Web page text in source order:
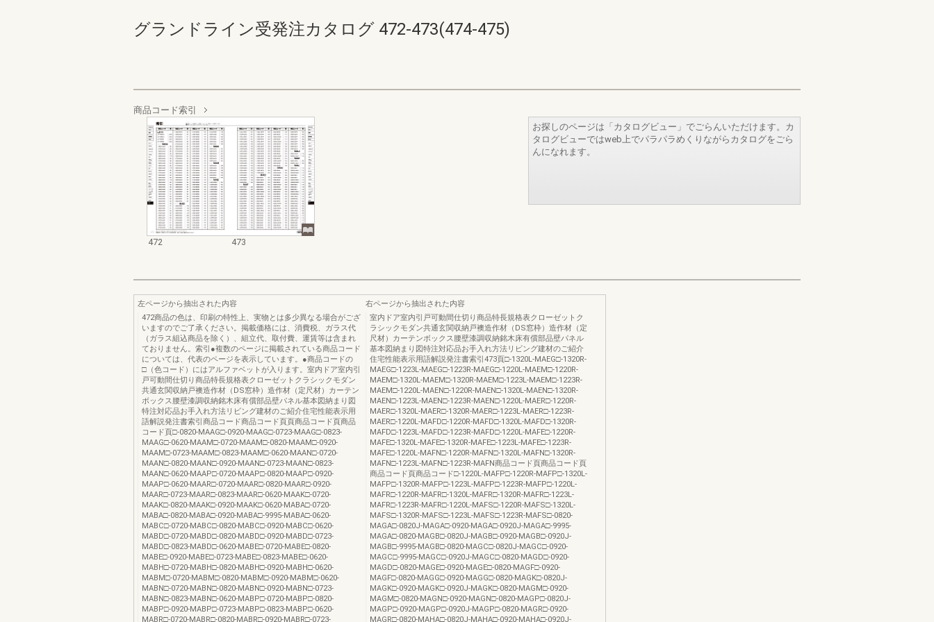
グランドライン受発注カタログ 472-473(474-475)
商品コード索引
472 473
お探しのページは「カタログビュー」でごらんいただけます。カ
タログビューではweb上でパラパラめくりながらカタログをごら
んになれます。
左ページから抽出された内容
472商品の色は、印刷の特性上、実物とは多少異なる場合がござ
いますのでご了承ください。掲載価格には、消費税、ガラス代
（ガラス組込商品を除く）、組立代、取付費、運賃等は含まれ
ておりません。索引●複数のページに掲載されている商品コード
については、代表のページを表示しています。●商品コードの
□（色コード）にはアルファベットが入ります。室内ドア室内引
戸可動間仕切り商品特長規格表クローゼットクラシックモダン
共通玄関収納戸襖造作材（DS窓枠）造作材（定尺材）カーテン
ボックス腰壁漆調収納銘木床有償部品壁パネル基本図納まり図
特注対応品お手入れ方法リビング建材のご紹介住宅性能表示用
語解説発注書索引商品コード商品コード頁頁商品コード頁商品
コード頁□-0820-MAAG□-0920-MAAG□-0723-MAAG□-0823-
MAAG□-0620-MAAM□-0720-MAAM□-0820-MAAM□-0920-
MAAM□-0723-MAAM□-0823-MAAM□-0620-MAAN□-0720-
MAAN□-0820-MAAN□-0920-MAAN□-0723-MAAN□-0823-
MAAN□-0620-MAAP□-0720-MAAP□-0820-MAAP□-0920-
MAAP□-0620-MAAR□-0720-MAAR□-0820-MAAR□-0920-
MAAR□-0723-MAAR□-0823-MAAR□-0620-MAAK□-0720-
MAAK□-0820-MAAK□-0920-MAAK□-0620-MABA□-0720-
MABA□-0820-MABA□-0920-MABA□-9995-MABA□-0620-
MABC□-0720-MABC□-0820-MABC□-0920-MABC□-0620-
MABD□-0720-MABD□-0820-MABD□-0920-MABD□-0723-
MABD□-0823-MABD□-0620-MABE□-0720-MABE□-0820-
MABE□-0920-MABE□-0723-MABE□-0823-MABE□-0620-
MABH□-0720-MABH□-0820-MABH□-0920-MABH□-0620-
MABM□-0720-MABM□-0820-MABM□-0920-MABM□-0620-
MABN□-0720-MABN□-0820-MABN□-0920-MABN□-0723-
MABN□-0823-MABN□-0620-MABP□-0720-MABP□-0820-
MABP□-0920-MABP□-0723-MABP□-0823-MABP□-0620-
MABR□-0720-MABR□-0820-MABR□-0920-MABR□-0723-
右ページから抽出された内容
室内ドア室内引戸可動間仕切り商品特長規格表クローゼットク
ラシックモダン共通玄関収納戸襖造作材（DS窓枠）造作材（定
尺材）カーテンボックス腰壁漆調収納銘木床有償部品壁パネル
基本図納まり図特注対応品お手入れ方法リビング建材のご紹介
住宅性能表示用語解説発注書索引473頁□-1320L-MAEG□-1320R-
MAEG□-1223L-MAEG□-1223R-MAEG□-1220L-MAEM□-1220R-
MAEM□-1320L-MAEM□-1320R-MAEM□-1223L-MAEM□-1223R-
MAEM□-1220L-MAEN□-1220R-MAEN□-1320L-MAEN□-1320R-
MAEN□-1223L-MAEN□-1223R-MAEN□-1220L-MAER□-1220R-
MAER□-1320L-MAER□-1320R-MAER□-1223L-MAER□-1223R-
MAER□-1220L-MAFD□-1220R-MAFD□-1320L-MAFD□-1320R-
MAFD□-1223L-MAFD□-1223R-MAFD□-1220L-MAFE□-1220R-
MAFE□-1320L-MAFE□-1320R-MAFE□-1223L-MAFE□-1223R-
MAFE□-1220L-MAFN□-1220R-MAFN□-1320L-MAFN□-1320R-
MAFN□-1223L-MAFN□-1223R-MAFN商品コード頁商品コード頁
商品コード頁商品コード□-1220L-MAFP□-1220R-MAFP□-1320L-
MAFP□-1320R-MAFP□-1223L-MAFP□-1223R-MAFP□-1220L-
MAFR□-1220R-MAFR□-1320L-MAFR□-1320R-MAFR□-1223L-
MAFR□-1223R-MAFR□-1220L-MAFS□-1220R-MAFS□-1320L-
MAFS□-1320R-MAFS□-1223L-MAFS□-1223R-MAFS□-0820-
MAGA□-0820J-MAGA□-0920-MAGA□-0920J-MAGA□-9995-
MAGA□-0820-MAGB□-0820J-MAGB□-0920-MAGB□-0920J-
MAGB□-9995-MAGB□-0820-MAGC□-0820J-MAGC□-0920-
MAGC□-9995-MAGC□-0920J-MAGC□-0820-MAGD□-0920-
MAGD□-0820-MAGE□-0920-MAGE□-0820-MAGF□-0920-
MAGF□-0820-MAGG□-0920-MAGG□-0820-MAGK□-0820J-
MAGK□-0920-MAGK□-0920J-MAGK□-0820-MAGM□-0920-
MAGM□-0820-MAGN□-0920-MAGN□-0820-MAGP□-0820J-
MAGP□-0920-MAGP□-0920J-MAGP□-0820-MAGR□-0920-
MAGR□-0820-MAHA□-0820J-MAHA□-0920-MAHA□-0920J-